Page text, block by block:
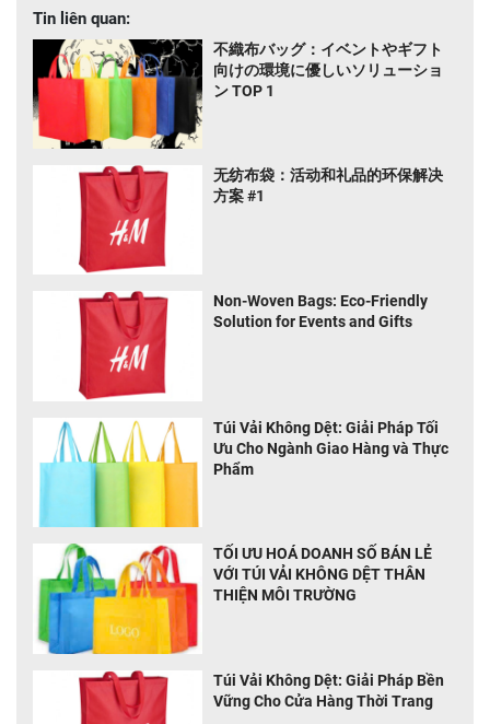
Tin liên quan:
不織布バッグ：イベントやギフト
向けの環境に優しいソリューショ
ン TOP 1
无纺布袋：活动和礼品的环保解决
方案 #1
Non-Woven Bags: Eco-Friendly
Solution for Events and Gifts
Túi Vải Không Dệt: Giải Pháp Tối
Ưu Cho Ngành Giao Hàng và Thực
Phẩm
TỐI ƯU HOÁ DOANH SỐ BÁN LẺ
VỚI TÚI VẢI KHÔNG DỆT THÂN
THIỆN MÔI TRƯỜNG
Túi Vải Không Dệt: Giải Pháp Bền
Vững Cho Cửa Hàng Thời Trang